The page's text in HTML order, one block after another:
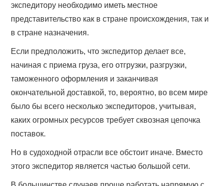
экспедитору необходимо иметь местное
представительство как в стране происхождения, так и
в стране назначения.
Если предположить, что экспедитор делает все,
начиная с приема груза, его отгрузки, разгрузки,
таможенного оформления и заканчивая
окончательной доставкой, то, вероятно, во всем мире
было бы всего несколько экспедиторов, учитывая,
каких огромных ресурсов требует сквозная цепочка
поставок.
Но в судоходной отрасли все обстоит иначе. Вместо
этого экспедитор является частью большой сети.